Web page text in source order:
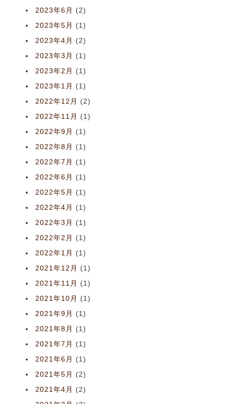
2023年6月
(2)
2023年5月
(1)
2023年4月
(2)
2023年3月
(1)
2023年2月
(1)
2023年1月
(1)
2022年12月
(2)
2022年11月
(1)
2022年9月
(1)
2022年8月
(1)
2022年7月
(1)
2022年6月
(1)
2022年5月
(1)
2022年4月
(1)
2022年3月
(1)
2022年2月
(1)
2022年1月
(1)
2021年12月
(1)
2021年11月
(1)
2021年10月
(1)
2021年9月
(1)
2021年8月
(1)
2021年7月
(1)
2021年6月
(1)
2021年5月
(2)
2021年4月
(2)